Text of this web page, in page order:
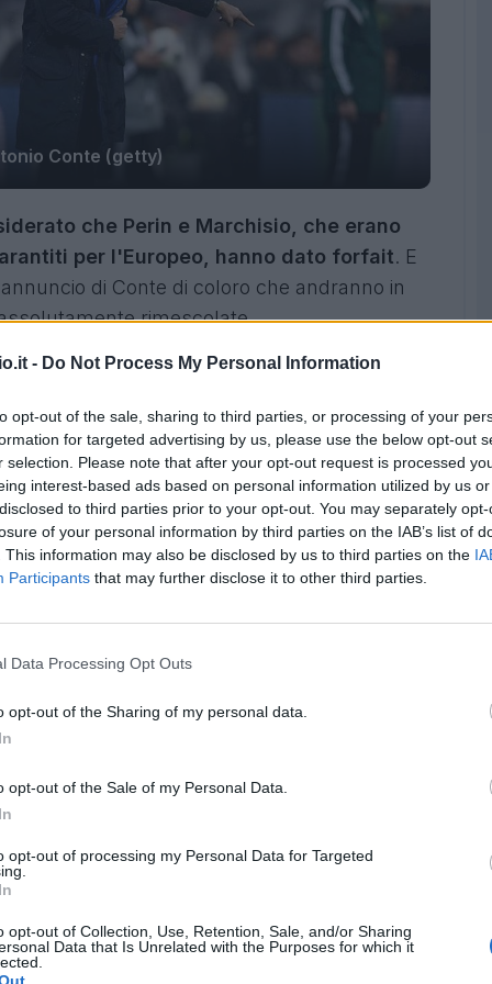
- Do Not Process My Personal Information
opt-out of the sale, sharing to third parties, or processing of your
for targeted advertising by us, please use the below opt-out
selection. Please note that after your opt-out request is processed
interest-based ads based on personal information utilized by us
to third parties prior to your opt-out. You may separately
of your personal information by third parties on the IAB’s list of
This information may also be disclosed by us to third parties on the
Participants that may further disclose it to other third parties.
Data Processing Opt Outs
opt-out of the Sharing of my personal data.
opt-out of the Sale of my Personal Data.
opt-out of processing my Personal Data for Targeted
opt-out of Collection, Use, Retention, Sale, and/or Sharing
Data that Is Unrelated with the Purposes for which it
Conte (getty)
che Perin e Marchisio, che erano
per l'Europeo, hanno dato forfait. E
di Conte di coloro che andranno in
rimescolate.
rossoblu e del
in attacco, dove la posizione di
lo scarso rendimento in maglia
è in calo, Zaza continua a far panchina e
di GrazianoPellé, autore di 4 centri nelle
lui il resto del reparto è tutto da definire.
subito un leggero rialzo le
quelle di Leonardo Pavoletti e di
tempo trattato dalla Juventus (che
in prestito al Sassuolo, da cui però
cannoniere italiano dei campionati
di B sono un curriculum di tutto rispetto,
la proiezione di Antonio Conte, che però
tantissimo la tecnica e la freddezza
a rimandare il sì alla selezione
un'ipotesi, e non solo un sogno. Così
entrato a sua volta nel mirino del Milanche
averlo in estate